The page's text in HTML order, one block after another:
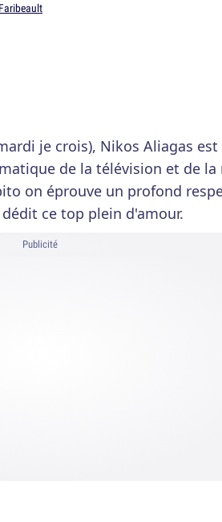
je crois), Nikos Aliagas est
de la télévision et de la
on éprouve un profond
ce top plein d'amour.
Publicité